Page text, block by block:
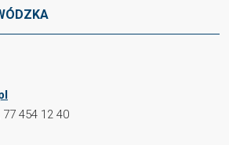
454 12 40